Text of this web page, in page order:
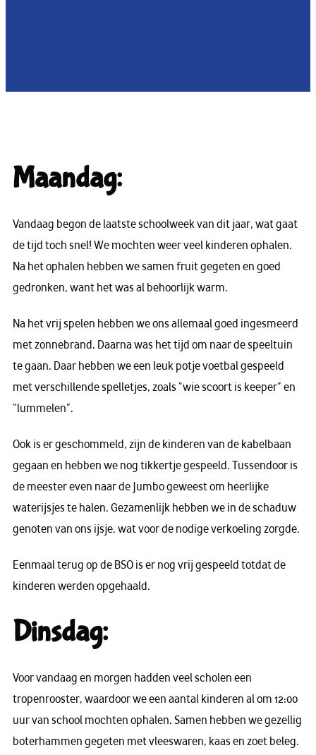
Maandag:
Vandaag begon de laatste schoolweek van dit jaar, wat gaat
de tijd toch snel! We mochten weer veel kinderen ophalen.
Na het ophalen hebben we samen fruit gegeten en goed
gedronken, want het was al behoorlijk warm.
Na het vrij spelen hebben we ons allemaal goed ingesmeerd
met zonnebrand. Daarna was het tijd om naar de speeltuin
te gaan. Daar hebben we een leuk potje voetbal gespeeld
met verschillende spelletjes, zoals “wie scoort is keeper” en
“lummelen”.
Ook is er geschommeld, zijn de kinderen van de kabelbaan
gegaan en hebben we nog tikkertje gespeeld. Tussendoor is
de meester even naar de Jumbo geweest om heerlijke
waterijsjes te halen. Gezamenlijk hebben we in de schaduw
genoten van ons ijsje, wat voor de nodige verkoeling zorgde.
Eenmaal terug op de BSO is er nog vrij gespeeld totdat de
kinderen werden opgehaald.
Dinsdag:
Voor vandaag en morgen hadden veel scholen een
tropenrooster, waardoor we een aantal kinderen al om 12:00
uur van school mochten ophalen. Samen hebben we gezellig
boterhammen gegeten met vleeswaren, kaas en zoet beleg.